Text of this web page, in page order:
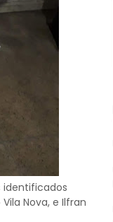
identificados
Nova, e Ilfran